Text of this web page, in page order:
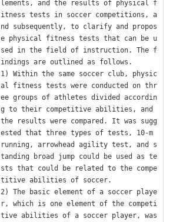
lements, and the results of physical f
itness tests in soccer competitions, a
nd subsequently, to clarify and propos
e physical fitness tests that can be u
sed in the field of instruction. The f
indings are outlined as follows.
1) Within the same soccer club, physic
al fitness tests were conducted on thr
ee groups of athletes divided accordin
g to their competitive abilities, and
the results were compared. It was sugg
ested that three types of tests, 10-m
running, arrowhead agility test, and s
tanding broad jump could be used as te
sts that could be related to the compe
titive abilities of soccer.
2) The basic element of a soccer playe
r, which is one element of the competi
tive abilities of a soccer player, was